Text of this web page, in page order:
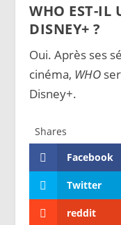
WHO EST-IL
DISNEY+ ?
Oui. Après ses
cinéma, WHO
Disney+.
Shares
Facebook
Twitter
reddit